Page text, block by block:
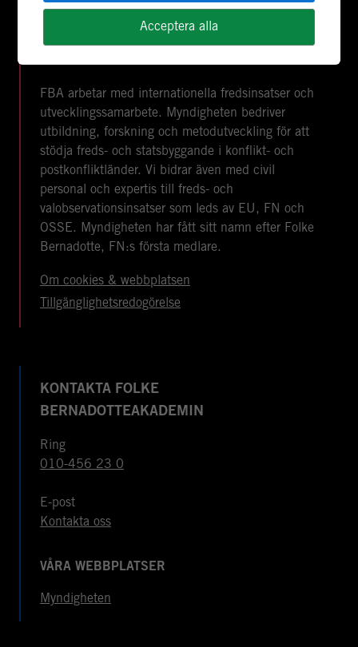
FOLKE BERNADOTTEAKADEMIN ÄR EN
FBA arbetar med internationella fredsinsatser och
utvecklingssamarbete. Myndigheten bedriver
utbildning, forskning och metodutveckling för att
stödja freds- och statsbyggande i konflikt- och
postkonfliktländer. Vi bidrar även med civil
personal och expertis till freds- och
valobservationsinsatser som leds av EU, FN och
OSSE. Myndigheten har fått sitt namn efter Folke
Bernadotte, FN:s första medlare.
Om cookies & webbplatsen
Tillgänglighetsredogörelse
KONTAKTA FOLKE
BERNADOTTEAKADEMIN
Ring
010-456 23 0
E-post
Kontakta oss
VÅRA WEBBPLATSER
Myndigheten
Acceptera alla